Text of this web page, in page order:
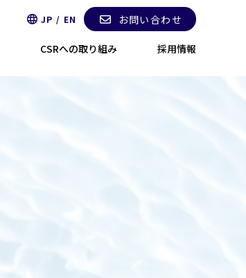
CSRへの取り組み 採用情報
お問い合わせ
JP / EN